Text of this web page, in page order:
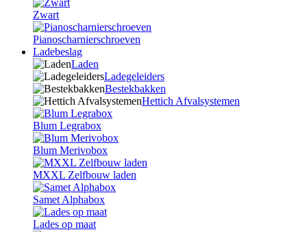
Zwart
Pianoscharnierschroeven
Ladebeslag
Laden
Ladegeleiders
Bestekbakken
Hettich Afvalsystemen
Blum Legrabox
Blum Merivobox
MXXL Zelfbouw laden
Samet Alphabox
Lades op maat